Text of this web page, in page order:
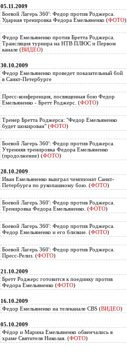
05.11.2009
Боевой Лагерь 360': Федор против Роджерса.
Ударная тренировка Федора Емельяненко (ФОТО)
Федор Емельяненко против Бретта Роджерса.
Трансляция турнира на НТВ ПЛЮС и Первом
канале (ВИДЕО)
30.10.2009
Федор Емельяненко проведет показательный бой
в Санкт-Петербурге
Пресс-конференция, посвященная бою Федор
Емельяненко - Бретт Роджерс. (ФОТО)
Тренер Бретта Роджерса: "Федор Емельяненко
будет шокирован" (ФОТО)
Боевой Лагерь 360': Федор против Роджерса.
Утренняя тренировка Федора Емельяненко
(продолжение) (ФОТО)
28.10.2009
Иван Емельяненко выиграл чемпионат Санкт-
Петербурга по рукопашному бою. (ФОТО)
Боевой Лагерь 360': Федор против Роджерса.
Тренировка Федора Емельяненко. (ФОТО)
Боевой Лагерь 360': Федор против Роджерса.
Федор Емельяненко и его близкие. (ФОТО)
Боевой Лагерь 360': Федор против Роджерса.
Пресс-Релиз. (ФОТО)
21.10.2009
Бретт Роджерс готовится к поединку против
Федора Емельяненко (ФОТО)
16.10.2009
Федор Емельяненко на телеканале CBS (ВИДЕО)
05.10.2009
Фёдор и Марина Емельяненко обвенчались в
храме Святителя Николая. (ФОТО)